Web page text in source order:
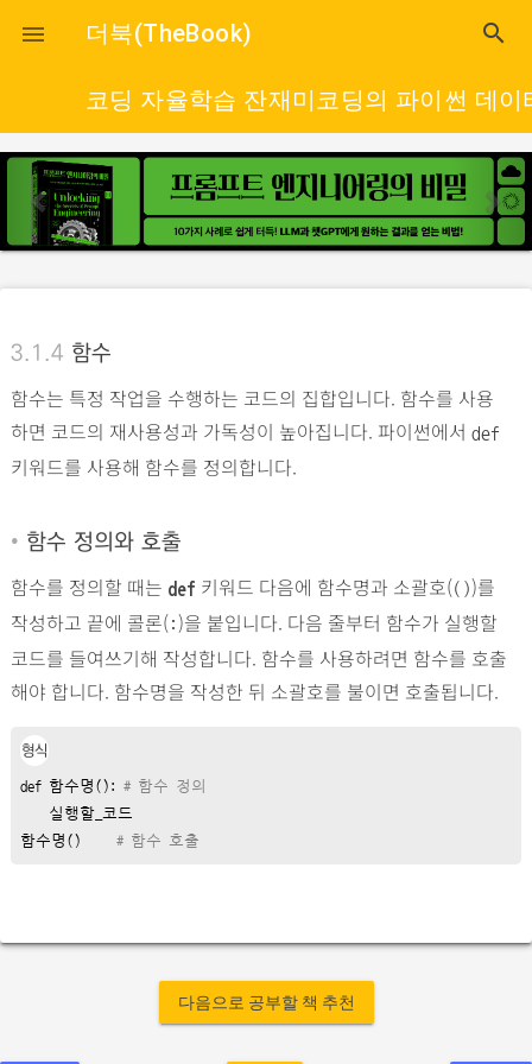
close
 더북(TheBook) search
코딩 자율학습 잔재미코딩의 파이썬 데이
p
r
e
u
s
n
e
x
3.1.4 함수
함수는 특정 작업을 수행하는 코드의 집합입니다. 함수를 사용
하면 코드의 재사용성과 가독성이 높아집니다. 파이썬에서 def
키워드를 사용해 함수를 정의합니다.
• 함수 정의와 호출
함수를 정의할 때는 def 키워드 다음에 함수명과 소괄호(())를
작성하고 끝에 콜론(:)을 붙입니다. 다음 줄부터 함수가 실행할
코드를 들여쓰기해 작성합니다. 함수를 사용하려면 함수를 호출
해야 합니다. 함수명을 작성한 뒤 소괄호를 불이면 호출됩니다.
형식
def 함수명(): # 함수 정의
함수명() # 함수 호출
다음으로 공부할 책 추천